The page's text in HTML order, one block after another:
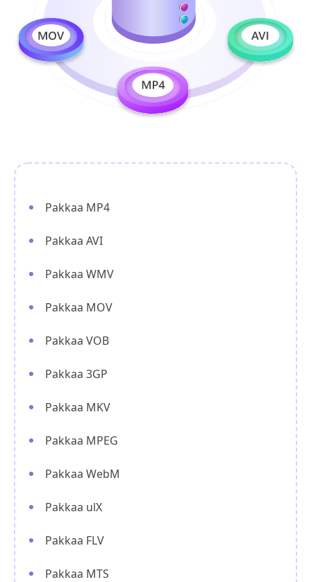
Pakkaa MP4
Pakkaa AVI
Pakkaa WMV
Pakkaa MOV
Pakkaa VOB
Pakkaa 3GP
Pakkaa MKV
Pakkaa MPEG
Pakkaa WebM
Pakkaa ulX
Pakkaa FLV
Pakkaa MTS